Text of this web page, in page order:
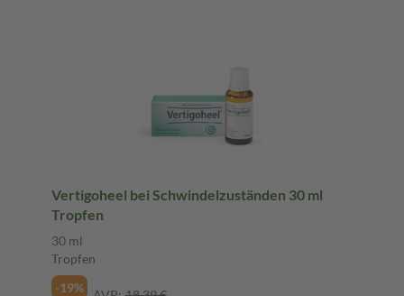
Vertigoheel bei Schwindelzuständen 30 ml
Tropfen
30 ml
Tropfen
-19%